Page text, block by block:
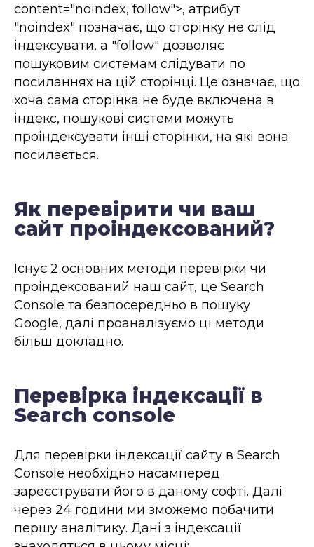
content="noindex, follow">, атрибут
"noindex" позначає, що сторінку не слід
індексувати, а "follow" дозволяє
пошуковим системам слідувати по
посиланнях на цій сторінці. Це означає, що
хоча сама сторінка не буде включена в
індекс, пошукові системи можуть
проіндексувати інші сторінки, на які вона
посилається.
Як перевірити чи ваш
сайт проіндексований?
Існує 2 основних методи перевірки чи
проіндексований наш сайт, це Search
Console та безпосередньо в пошуку
Google, далі проаналізуємо ці методи
більш докладно.
Перевірка індексації в
Search console
Для перевірки індексації сайту в Search
Console необхідно насамперед
зареєструвати його в даному софті. Далі
через 24 години ми зможемо побачити
першу аналітику. Дані з індексації